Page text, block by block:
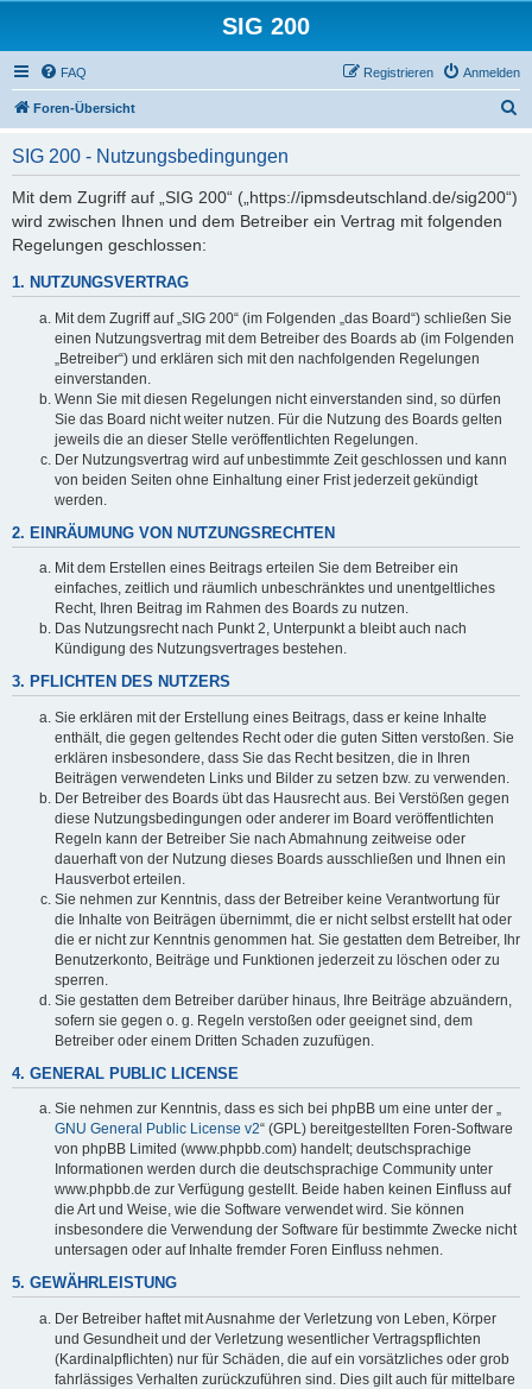
SIG 200
FAQ Anmelden
Registrieren
Foren-Übersicht
SIG 200 - Nutzungsbedingungen
Mit dem Zugriff auf „SIG 200“ („https://ipmsdeutschland.de/sig200“)
wird zwischen Ihnen und dem Betreiber ein Vertrag mit folgenden
Regelungen geschlossen:
1. NUTZUNGSVERTRAG
Mit dem Zugriff auf „SIG 200“ (im Folgenden „das Board“) schließen Sie
einen Nutzungsvertrag mit dem Betreiber des Boards ab (im Folgenden
„Betreiber“) und erklären sich mit den nachfolgenden Regelungen
einverstanden.
Wenn Sie mit diesen Regelungen nicht einverstanden sind, so dürfen
Sie das Board nicht weiter nutzen. Für die Nutzung des Boards gelten
jeweils die an dieser Stelle veröffentlichten Regelungen.
Der Nutzungsvertrag wird auf unbestimmte Zeit geschlossen und kann
von beiden Seiten ohne Einhaltung einer Frist jederzeit gekündigt
werden.
2. EINRÄUMUNG VON NUTZUNGSRECHTEN
Mit dem Erstellen eines Beitrags erteilen Sie dem Betreiber ein
einfaches, zeitlich und räumlich unbeschränktes und unentgeltliches
Recht, Ihren Beitrag im Rahmen des Boards zu nutzen.
Das Nutzungsrecht nach Punkt 2, Unterpunkt a bleibt auch nach
Kündigung des Nutzungsvertrages bestehen.
3. PFLICHTEN DES NUTZERS
Sie erklären mit der Erstellung eines Beitrags, dass er keine Inhalte
enthält, die gegen geltendes Recht oder die guten Sitten verstoßen. Sie
erklären insbesondere, dass Sie das Recht besitzen, die in Ihren
Beiträgen verwendeten Links und Bilder zu setzen bzw. zu verwenden.
Der Betreiber des Boards übt das Hausrecht aus. Bei Verstößen gegen
diese Nutzungsbedingungen oder anderer im Board veröffentlichten
Regeln kann der Betreiber Sie nach Abmahnung zeitweise oder
dauerhaft von der Nutzung dieses Boards ausschließen und Ihnen ein
Hausverbot erteilen.
Sie nehmen zur Kenntnis, dass der Betreiber keine Verantwortung für
die Inhalte von Beiträgen übernimmt, die er nicht selbst erstellt hat oder
die er nicht zur Kenntnis genommen hat. Sie gestatten dem Betreiber, Ihr
Benutzerkonto, Beiträge und Funktionen jederzeit zu löschen oder zu
sperren.
Sie gestatten dem Betreiber darüber hinaus, Ihre Beiträge abzuändern,
sofern sie gegen o. g. Regeln verstoßen oder geeignet sind, dem
Betreiber oder einem Dritten Schaden zuzufügen.
4. GENERAL PUBLIC LICENSE
Sie nehmen zur Kenntnis, dass es sich bei phpBB um eine unter der „
GNU General Public License v2“ (GPL) bereitgestellten Foren-Software
von phpBB Limited (www.phpbb.com) handelt; deutschsprachige
Informationen werden durch die deutschsprachige Community unter
www.phpbb.de zur Verfügung gestellt. Beide haben keinen Einfluss auf
die Art und Weise, wie die Software verwendet wird. Sie können
insbesondere die Verwendung der Software für bestimmte Zwecke nicht
untersagen oder auf Inhalte fremder Foren Einfluss nehmen.
5. GEWÄHRLEISTUNG
Der Betreiber haftet mit Ausnahme der Verletzung von Leben, Körper
und Gesundheit und der Verletzung wesentlicher Vertragspflichten
(Kardinalpflichten) nur für Schäden, die auf ein vorsätzliches oder grob
fahrlässiges Verhalten zurückzuführen sind. Dies gilt auch für mittelbare